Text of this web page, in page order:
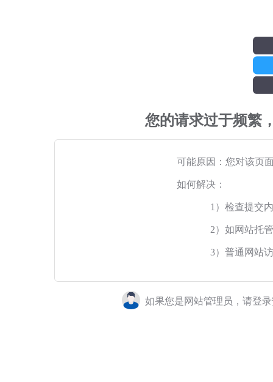
您的请求过于频繁
可能原因：您对该页
如何解决：
1）检查提交
2）如网站托
3）普通网站
如果您是网站管理员，请登